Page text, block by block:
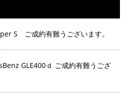
S ご成約有難うございます。
GLE400ｄ ご成約有難うござ